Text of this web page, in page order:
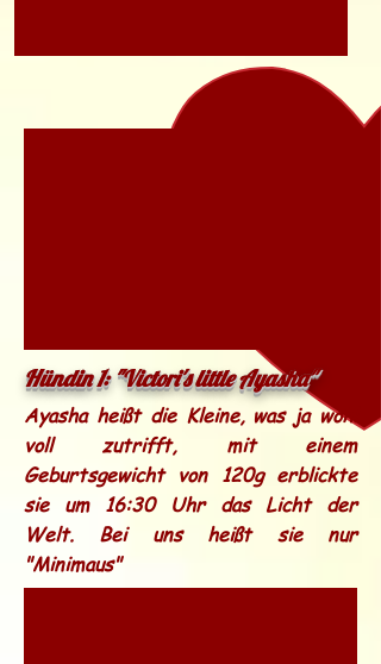
Hündin 1: "Victori's little Ayasha"
Ayasha heißt die Kleine, was ja wohl
voll zutrifft, mit einem
Geburtsgewicht von 120g erblickte
sie um 16:30 Uhr das Licht der
Welt. Bei uns heißt sie nur
"Minimaus"